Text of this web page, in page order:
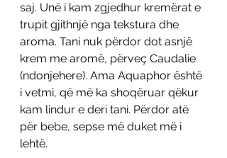
saj. Unë i kam zgjedhur kremërat e
trupit gjithnjë nga tekstura dhe
aroma. Tani nuk përdor dot asnjë
krem me aromë, përveç Caudalie
(ndonjehere). Ama Aquaphor është
i vetmi, që më ka shoqëruar qëkur
kam lindur e deri tani. Përdor atë
për bebe, sepse më duket më i
lehtë.